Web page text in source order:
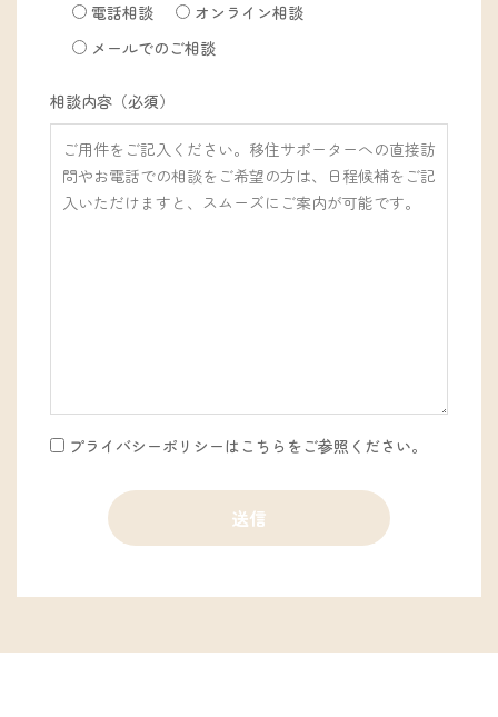
電話相談
オンライン相談
メールでのご相談
相談内容（必須）
プライバシーポリシーは こちら をご参照ください。